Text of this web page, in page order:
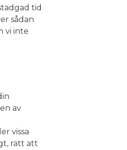
tid
sådan
vi inte
av
vissa
rätt att